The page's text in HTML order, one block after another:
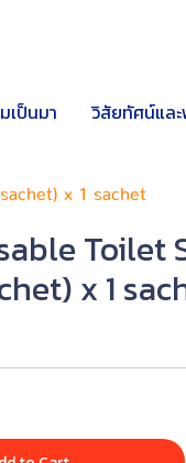
เป็นมา วิสัยทัศน์แล
x 1 sachet
Toilet
x 1